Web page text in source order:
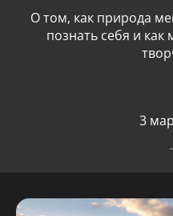
О том, как природа
познать себя и
3